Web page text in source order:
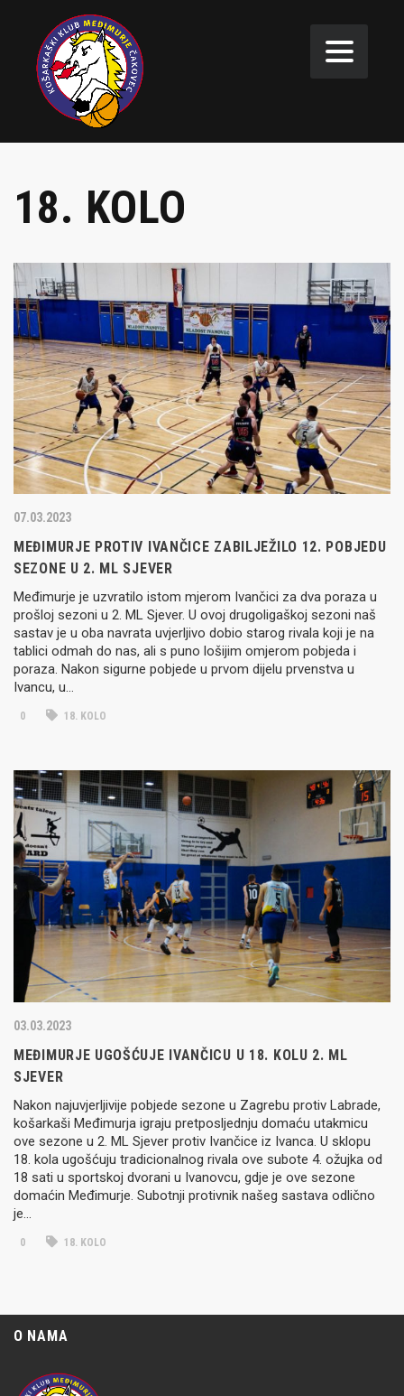
18. KOLO
07.03.2023
MEĐIMURJE PROTIV IVANČICE ZABILJEŽILO 12. POBJEDU
SEZONE U 2. ML SJEVER
Međimurje je uzvratilo istom mjerom Ivančici za dva poraza u
prošloj sezoni u 2. ML Sjever. U ovoj drugoligaškoj sezoni naš
sastav je u oba navrata uvjerljivo dobio starog rivala koji je na
tablici odmah do nas, ali s puno lošijim omjerom pobjeda i
poraza. Nakon sigurne pobjede u prvom dijelu prvenstva u
Ivancu, u…
0 18. KOLO
03.03.2023
MEĐIMURJE UGOŠĆUJE IVANČICU U 18. KOLU 2. ML
SJEVER
Nakon najuvjerljivije pobjede sezone u Zagrebu protiv Labrade,
košarkaši Međimurja igraju pretposljednju domaću utakmicu
ove sezone u 2. ML Sjever protiv Ivančice iz Ivanca. U sklopu
18. kola ugošćuju tradicionalnog rivala ove subote 4. ožujka od
18 sati u sportskoj dvorani u Ivanovcu, gdje je ove sezone
domaćin Međimurje. Subotnji protivnik našeg sastava odlično
je…
0 18. KOLO
O NAMA